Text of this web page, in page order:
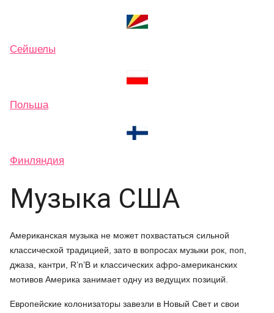
Сейшелы
Польша
Финляндия
Музыка США
Американская музыка не может похвастаться сильной
классической традицией, зато в вопросах музыки рок, поп,
джаза, кантри, R’n’B и классических афро-американских
мотивов Америка занимает одну из ведущих позиций.
Европейские колонизаторы завезли в Новый Свет и свои